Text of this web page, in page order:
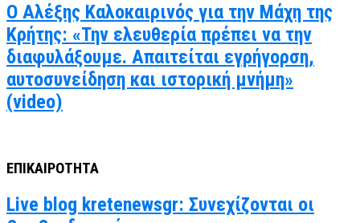
Ο Αλέξης Καλοκαιρινός για την Μάχη της
Κρήτης: «Την ελευθερία πρέπει να την
διαφυλάξουμε. Απαιτείται εγρήγορση,
αυτοσυνείδηση και ιστορική μνήμη»
(video)
ΕΠΙΚΑΙΡΟΤΗΤΑ
Live blog kretenewsgr: Συνεχίζονται οι